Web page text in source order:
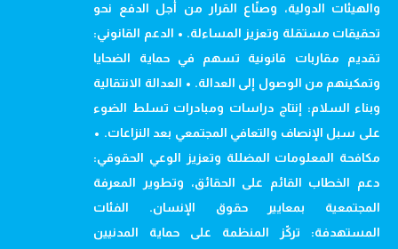
والهيئات الدولية، وصنّاع القرار من أجل الدفع نحو
تحقيقات مستقلة وتعزيز المساءلة. • الدعم القانوني:
تقديم مقاربات قانونية تسهم في حماية الضحايا
وتمكينهم من الوصول إلى العدالة. • العدالة الانتقالية
وبناء السلام: إنتاج دراسات ومبادرات تسلط الضوء
على سبل الإنصاف والتعافي المجتمعي بعد النزاعات. •
مكافحة المعلومات المضللة وتعزيز الوعي الحقوقي:
دعم الخطاب القائم على الحقائق، وتطوير المعرفة
المجتمعية بمعايير حقوق الإنسان. الفئات
المستهدفة: تركّز المنظمة على حماية المدنيين